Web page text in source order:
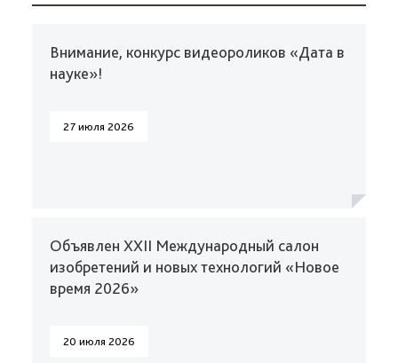
Внимание, конкурс видеороликов «Дата в
науке»!
27 июля 2026
Объявлен XXII Международный салон
изобретений и новых технологий «Новое
время 2026»
20 июля 2026